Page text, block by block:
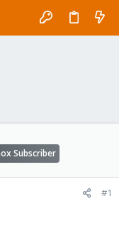
Subscriber
#1